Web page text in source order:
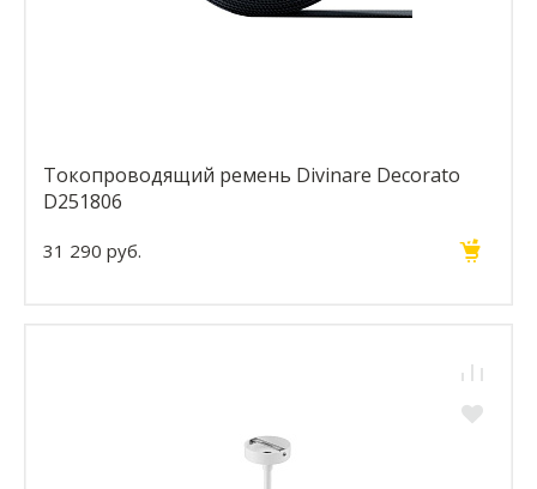
Токопроводящий ремень Divinare Decorato
D251806
31 290 руб.